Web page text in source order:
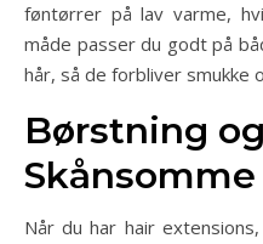
føntørrer på lav varme,
måde passer du godt på
hår, så de forbliver smukke
Børstning
Når du har hair